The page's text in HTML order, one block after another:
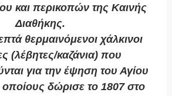
και περικοπών της Καινής
Διαθήκης.
θερμαινόμενοι χάλκινοι
(λέβητες/καζάνια) που
για την έψηση του Αγίου
δώρισε το 1807 στο